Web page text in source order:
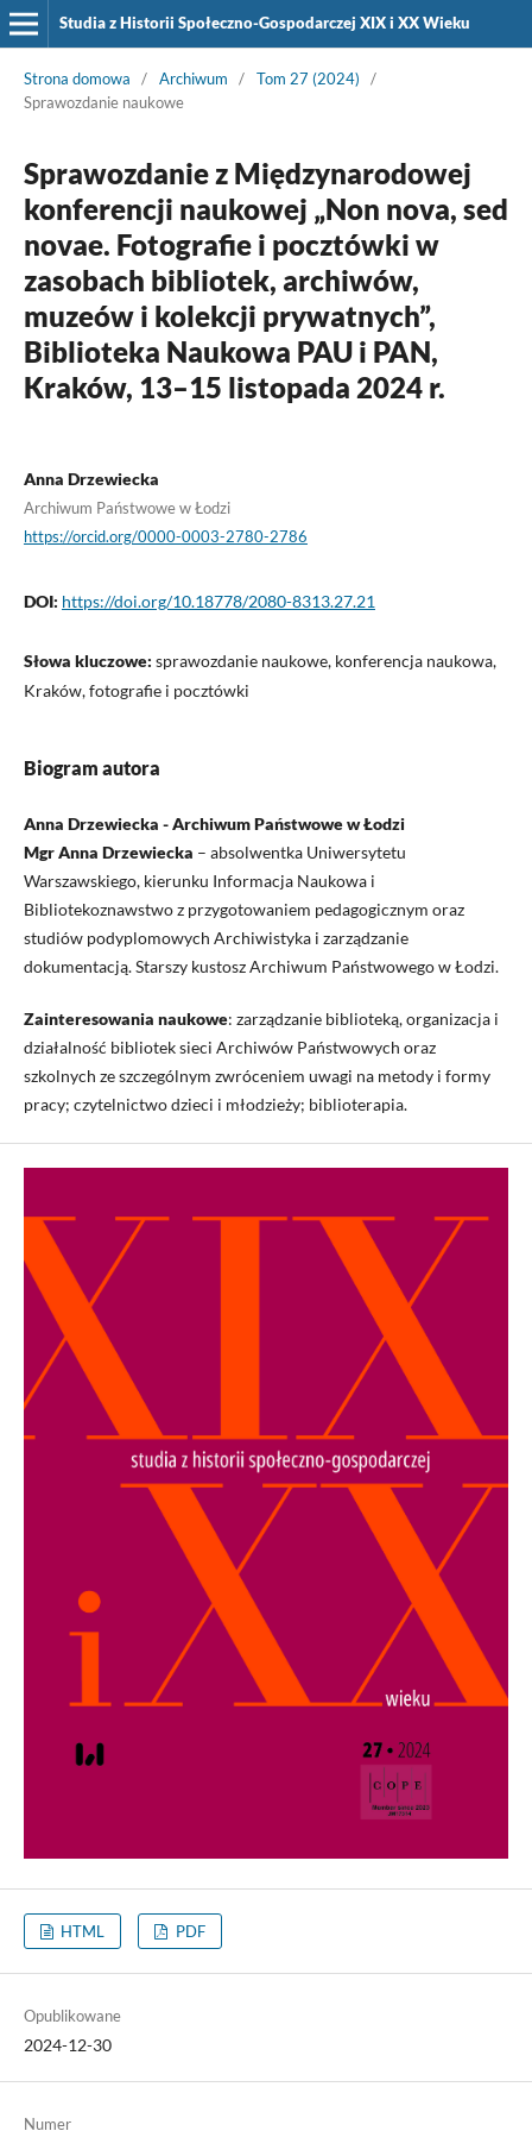
Studia z Historii Społeczno-Gospodarczej XIX i XX Wieku
Strona domowa / Archiwum / Tom 27 (2024)
/
Sprawozdanie naukowe
Sprawozdanie z Międzynarodowej
konferencji naukowej „Non nova, sed
novae. Fotografie i pocztówki w
zasobach bibliotek, archiwów,
muzeów i kolekcji prywatnych”,
Biblioteka Naukowa PAU i PAN,
Kraków, 13–15 listopada 2024 r.
Anna Drzewiecka
Archiwum Państwowe w Łodzi
https://orcid.org/0000-0003-2780-2786
DOI: https://doi.org/10.18778/2080-8313.27.21
Słowa kluczowe: sprawozdanie naukowe, konferencja naukowa,
Kraków, fotografie i pocztówki
Biogram autora
Anna Drzewiecka - Archiwum Państwowe w Łodzi
Mgr Anna Drzewiecka – absolwentka Uniwersytetu
Warszawskiego, kierunku Informacja Naukowa i
Bibliotekoznawstwo z przygotowaniem pedagogicznym oraz
studiów podyplomowych Archiwistyka i zarządzanie
dokumentacją. Starszy kustosz Archiwum Państwowego w Łodzi.
Zainteresowania naukowe: zarządzanie biblioteką, organizacja i
działalność bibliotek sieci Archiwów Państwowych oraz
szkolnych ze szczególnym zwróceniem uwagi na metody i formy
pracy; czytelnictwo dzieci i młodzieży; biblioterapia.
HTML PDF
Opublikowane
2024-12-30
Numer